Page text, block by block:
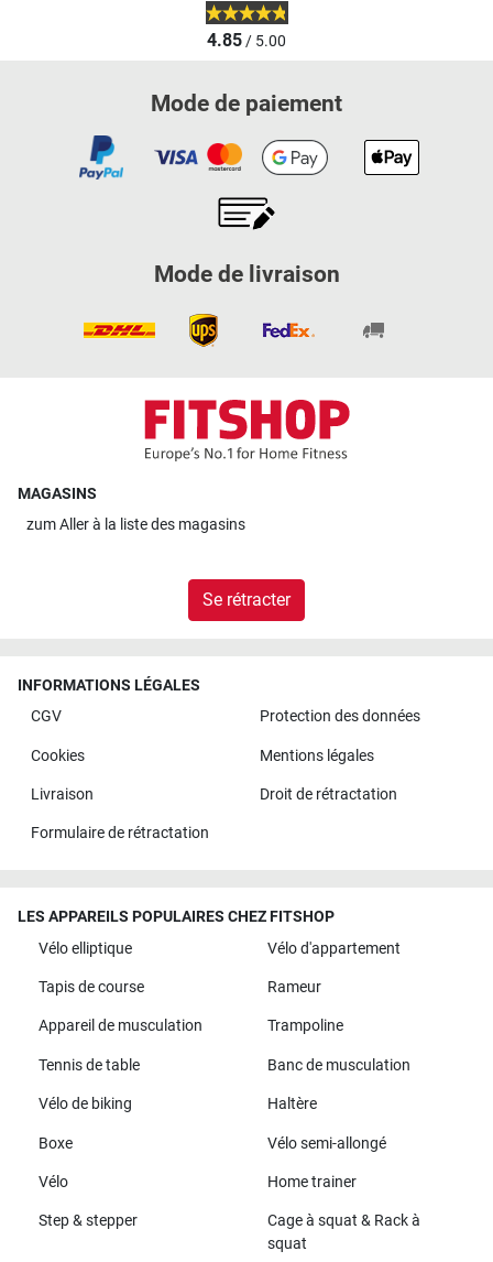
4.85/ 5.00
Mode de paiement
Mode de livraison
MAGASINS
zumAller à la liste des magasins
Se rétracter
INFORMATIONS LÉGALES
CGV
Protection des données
Cookies Mentions légales
Livraison Droit de rétractation
Formulaire de rétractation
LES APPAREILS POPULAIRES CHEZ FITSHOP
Vélo elliptique
Vélo d'appartement
Tapis de course Rameur
Appareil de musculation Trampoline
Tennis de table Banc de musculation
Vélo de biking Haltère
Boxe Vélo semi-allongé
Vélo Home trainer
Step & stepper
Cage à squat & Rack à
squat